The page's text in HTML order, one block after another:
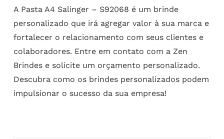
A Pasta A4 Salinger – S92068 é um brinde
personalizado que irá agregar valor à sua marca e
fortalecer o relacionamento com seus clientes e
colaboradores. Entre em contato com a Zen
Brindes e solicite um orçamento personalizado.
Descubra como os brindes personalizados podem
impulsionar o sucesso da sua empresa!